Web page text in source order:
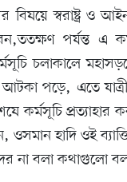
বিষয়ে স্বরাষ্ট্র ও
পর্যন্ত এ
চলাকালে
পড়ে, এতে
কর্মসূচি
ওসমান হাদি ওই
না বলা কথাগুলো